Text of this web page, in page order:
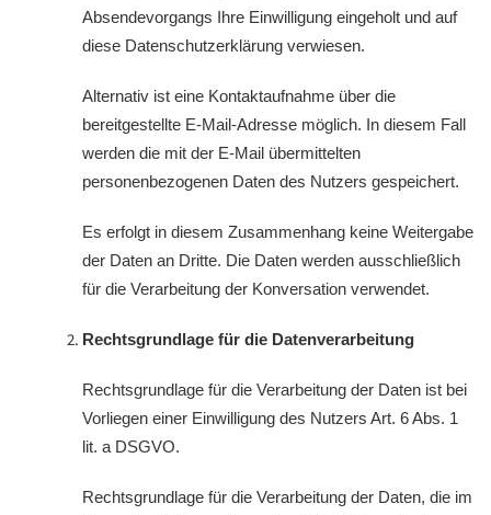
Absendevorgangs Ihre Einwilligung eingeholt und auf
diese Datenschutzerklärung verwiesen.
Alternativ ist eine Kontaktaufnahme über die
bereitgestellte E-Mail-Adresse möglich. In diesem Fall
werden die mit der E-Mail übermittelten
personenbezogenen Daten des Nutzers gespeichert.
Es erfolgt in diesem Zusammenhang keine Weitergabe
der Daten an Dritte. Die Daten werden ausschließlich
für die Verarbeitung der Konversation verwendet.
Rechtsgrundlage für die Datenverarbeitung
Rechtsgrundlage für die Verarbeitung der Daten ist bei
Vorliegen einer Einwilligung des Nutzers Art. 6 Abs. 1
lit. a DSGVO.
Rechtsgrundlage für die Verarbeitung der Daten, die im